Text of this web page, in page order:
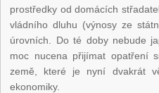
prostředky od domácích
vládního dluhu (výnosy ze
úrovních. Do té doby nebude
moc nucena přijímat opatření
země, které je nyní dvakrát
ekonomiky.